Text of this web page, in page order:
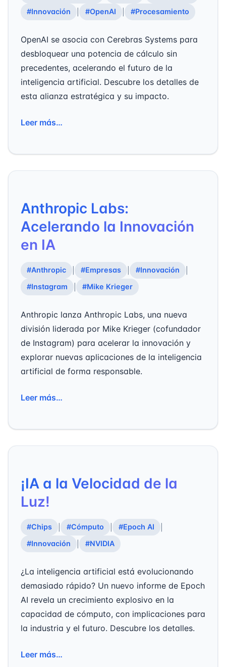
#Innovación
#OpenAI #Procesamiento
OpenAI se asocia con Cerebras Systems para
desbloquear una potencia de cálculo sin
precedentes, acelerando el futuro de la
inteligencia artificial. Descubre los detalles de
esta alianza estratégica y su impacto.
Leer más…
Anthropic Labs:
Acelerando la Innovación
en IA
#Anthropic #Empresas #Innovación
#Instagram
#Mike Krieger
Anthropic lanza Anthropic Labs, una nueva
división liderada por Mike Krieger (cofundador
de Instagram) para acelerar la innovación y
explorar nuevas aplicaciones de la inteligencia
artificial de forma responsable.
Leer más…
¡IA a la Velocidad de la
Luz!
#Chips #Cómputo #Epoch AI
#Innovación
#NVIDIA
¿La inteligencia artificial está evolucionando
demasiado rápido? Un nuevo informe de Epoch
AI revela un crecimiento explosivo en la
capacidad de cómputo, con implicaciones para
la industria y el futuro. Descubre los detalles.
Leer más…